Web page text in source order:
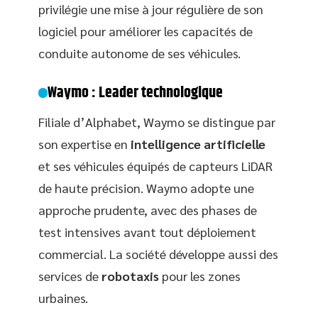
privilégie une mise à jour régulière de son
logiciel pour améliorer les capacités de
conduite autonome de ses véhicules.
Waymo : Leader technologique
Filiale d’Alphabet, Waymo se distingue par
son expertise en intelligence artificielle
et ses véhicules équipés de capteurs LiDAR
de haute précision. Waymo adopte une
approche prudente, avec des phases de
test intensives avant tout déploiement
commercial. La société développe aussi des
services de robotaxis pour les zones
urbaines.